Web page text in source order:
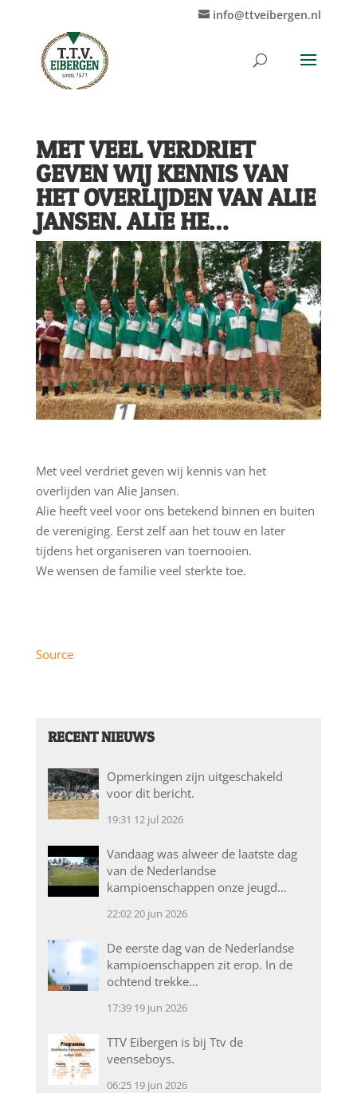
info@ttveibergen.nl
MET VEEL VERDRIET
GEVEN WIJ KENNIS VAN
HET OVERLIJDEN VAN ALIE
JANSEN. ALIE HE…
Met veel verdriet geven wij kennis van het
overlijden van Alie Jansen.
Alie heeft veel voor ons betekend binnen en buiten
de vereniging. Eerst zelf aan het touw en later
tijdens het organiseren van toernooien.
We wensen de familie veel sterkte toe.
Source
RECENT NIEUWS
Opmerkingen zijn uitgeschakeld
voor dit bericht.
19:31 12 jul 2026
Vandaag was alweer de laatste dag
van de Nederlandse
kampioenschappen onze jeugd…
22:0220 jun 2026
De eerste dag van de Nederlandse
kampioenschappen zit erop. In de
ochtend trekke…
17:39 19 jun 2026
TTV Eibergen is bij Ttv de
veenseboys.
06:25 19 jun 2026